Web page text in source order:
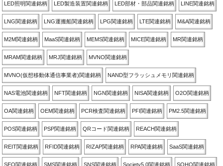
LED照明関連銘柄 LED製造装置関連銘柄 LED部材・部品関連銘柄 LINE関連銘柄
LNG関連銘柄 LNG運搬船関連銘柄 LPG関連銘柄 LTE関連銘柄 M&A関連銘柄
M2M関連銘柄 MaaS関連銘柄 MEMS関連銘柄 MICE関連銘柄 MR関連銘柄
MRAM関連銘柄 MRJ関連銘柄 MVNO関連銘柄
MVNO(仮想移動体通信事業者)関連銘柄 NAND型フラッシュメモリ関連銘柄
NAS電池関連銘柄 NFT関連銘柄 NGN関連銘柄 NISA関連銘柄 O2O関連銘柄
OA関連銘柄 OEM関連銘柄 PCR検査関連銘柄 PFI関連銘柄 PM2.5関連銘柄
POS関連銘柄 PSP関連銘柄 QRコード関連銘柄 REACH関連銘柄
REIT関連銘柄 RFID関連銘柄 RIZAP関連銘柄 RPA関連銘柄 SaaS関連銘柄
SEO関連銘柄 SMS関連銘柄 SNS関連銘柄 Society5.0関連銘柄 SOHO関連銘柄